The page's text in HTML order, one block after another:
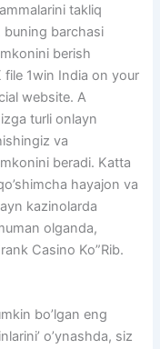
takliq
buning barchasi
berish
file 1win India on your
website. A
turli onlayn
va
beradi. Katta
hayajon va
kazinolarda
olganda,
Casino Ko”Rib.
bo’lgan eng
o’ynashda, siz